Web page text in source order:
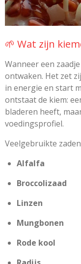
🌱 Wat zijn
Wanneer een
ontwaken. Het zet
in energie en start
ontstaat de kiem:
bladeren heeft,
voedingsprofiel.
Veelgebruikte
Alfalfa
Broccolizaad
Linzen
Mungbonen
Rode kool